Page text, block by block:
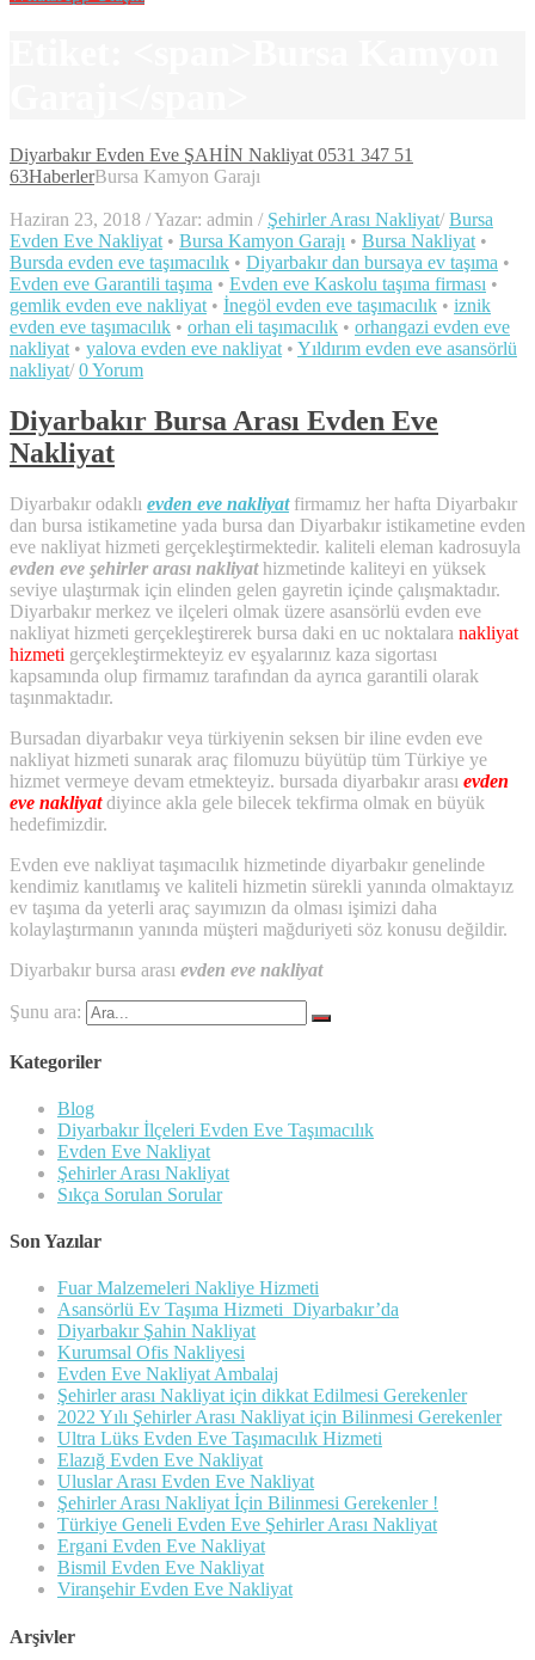
Diyarbakır Evden Eve ŞAHİN Nakliyat 0531 347 51
63HaberlerBursa Kamyon Garajı
Haziran 23, 2018 /Yazar: admin / Şehirler Arası Nakliyat/ Bursa
Evden Eve Nakliyat• Bursa Kamyon Garajı • Bursa Nakliyat•
Bursda evden eve taşımacılık • Diyarbakır dan bursaya ev taşıma •
Evden eve Garantili taşıma • Evden eve Kaskolu taşıma firması •
gemlik evden eve nakliyat• İnegöl evden eve taşımacılık • iznik
evden eve taşımacılık • orhan eli taşımacılık • orhangazi evden eve
nakliyat• yalova evden eve nakliyat• Yıldırım evden eve asansörlü
nakliyat/ 0 Yorum
Diyarbakır Bursa Arası Evden Eve
Nakliyat
Diyarbakır odaklı evden eve nakliyatfirmamız her hafta Diyarbakır
dan bursa istikametine yada bursa dan Diyarbakır istikametine evden
eve nakliyat hizmeti gerçekleştirmektedir. kaliteli eleman kadrosuyla
evden eve şehirler arası nakliyathizmetinde kaliteyi en yüksek
seviye ulaştırmak için elinden gelen gayretin içinde çalışmaktadır.
Diyarbakır merkez ve ilçeleri olmak üzere asansörlü evden eve
nakliyat hizmeti gerçekleştirerek bursa daki en uc noktalara nakliyat
hizmeti gerçekleştirmekteyiz ev eşyalarınız kaza sigortası
kapsamında olup firmamız tarafından da ayrıca garantili olarak
taşınmaktadır.
Bursadan diyarbakır veya türkiyenin seksen bir iline evden eve
nakliyat hizmeti sunarak araç filomuzu büyütüp tüm Türkiye ye
hizmet vermeye devam etmekteyiz. bursada diyarbakır arası evden
eve nakliyatdiyince akla gele bilecek tekfirma olmak en büyük
hedefimizdir.
Evden eve nakliyat taşımacılık hizmetinde diyarbakır genelinde
kendimiz kanıtlamış ve kaliteli hizmetin sürekli yanında olmaktayız
ev taşıma da yeterli araç sayımızın da olması işimizi daha
kolaylaştırmanın yanında müşteri mağduriyeti söz konusu değildir.
Diyarbakır bursa arası evden eve nakliyat
Şunu ara:
Kategoriler
Blog
Diyarbakır İlçeleri Evden Eve Taşımacılık
Evden Eve Nakliyat
Şehirler Arası Nakliyat
Sıkça Sorulan Sorular
Son Yazılar
Fuar Malzemeleri Nakliye Hizmeti
Asansörlü Ev Taşıma Hizmeti Diyarbakır’da
Diyarbakır Şahin Nakliyat
Kurumsal Ofis Nakliyesi
Evden Eve Nakliyat Ambalaj
Şehirler arası Nakliyat için dikkat Edilmesi Gerekenler
2022 Yılı Şehirler Arası Nakliyat için Bilinmesi Gerekenler
Ultra Lüks Evden Eve Taşımacılık Hizmeti
Elazığ Evden Eve Nakliyat
Uluslar Arası Evden Eve Nakliyat
Şehirler Arası Nakliyat İçin Bilinmesi Gerekenler !
Türkiye Geneli Evden Eve Şehirler Arası Nakliyat
Ergani Evden Eve Nakliyat
Bismil Evden Eve Nakliyat
Viranşehir Evden Eve Nakliyat
Arşivler